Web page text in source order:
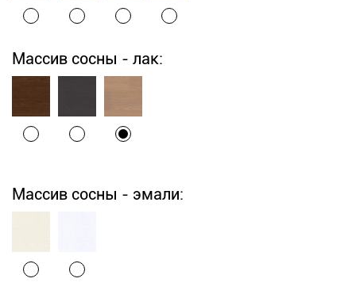
Массив сосны - лак:
Массив сосны - эмали: